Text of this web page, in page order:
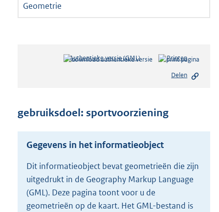
Geometrie
Authentieke versie (GML)b
n
s
r
o
t
t
e
Printen
Delen
gebruiksdoel: sportvoorziening
Gegevens in het informatieobject
Dit informatieobject bevat geometrieën die zijn
uitgedrukt in de Geography Markup Language
(GML). Deze pagina toont voor u de
geometrieën op de kaart. Het GML-bestand is